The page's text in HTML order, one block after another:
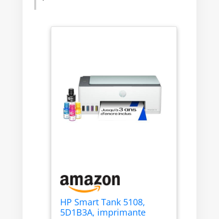
HP Smart Tank 5108,
5D1B3A, imprimante